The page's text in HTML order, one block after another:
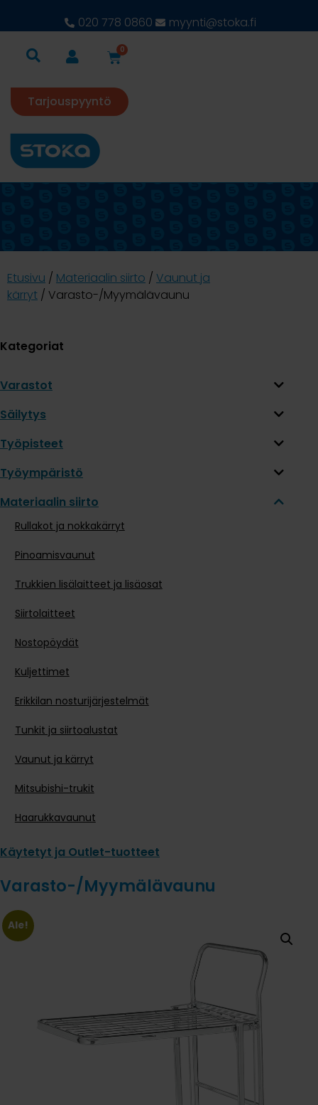
020 778 0860 myynti@stoka.fi
0
Tarjouspyyntö
Etusivu / Materiaalin siirto / Vaunut ja
kärryt / Varasto-/Myymälävaunu
Kategoriat
Varastot
Säilytys
Työpisteet
Työympäristö
Materiaalin siirto
Rullakot ja nokkakärryt
Pinoamisvaunut
Trukkien lisälaitteet ja lisäosat
Siirtolaitteet
Nostopöydät
Kuljettimet
Erikkilan nosturijärjestelmät
Tunkit ja siirtoalustat
Vaunut ja kärryt
Mitsubishi-trukit
Haarukkavaunut
Käytetyt ja Outlet-tuotteet
Varasto-/Myymälävaunu
Ale!